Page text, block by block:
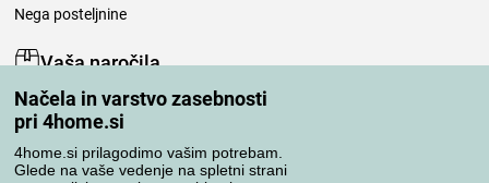
Načela in varstvo zasebnosti
pri 4home.si
4home.si prilagodimo vašim potrebam.
Glede na vaše vedenje na spletni strani
Nega posteljnine
Vaša naročila
Moj račun
Pregled naročil
Reklamacija
Odstop od kupoprodajne pogodbe